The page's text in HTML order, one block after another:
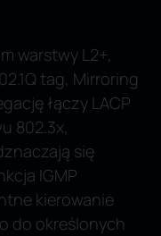
warstwy L2+,
tag, Mirroring
łączy LACP
802.3x,
się
IGMP
kierowanie
do określonych